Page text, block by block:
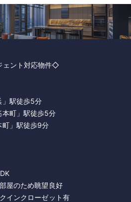
ェント対応物件◇
」駅徒歩5分
本町」駅徒歩5分
町」駅徒歩9分
屋のため眺望良好
インクローゼット有